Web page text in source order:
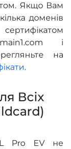
Якщо Вам
доменів
і
на
.
Всіх
Pro EV не